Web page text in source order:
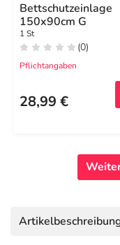
Bettschutzeinlage
150x90cm G
1 St
(0)
Pflichtangaben
28,99 €